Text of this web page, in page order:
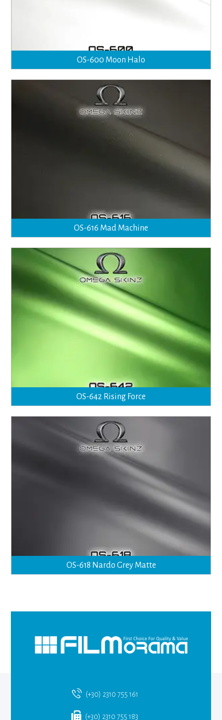
OS-600 Moon Halo
OS-616 Mad Machine
OS-642 Rising Force
OS-618 Nardo Grey Matte
(+30) 2310 755 161
(+30) 2310 755 183